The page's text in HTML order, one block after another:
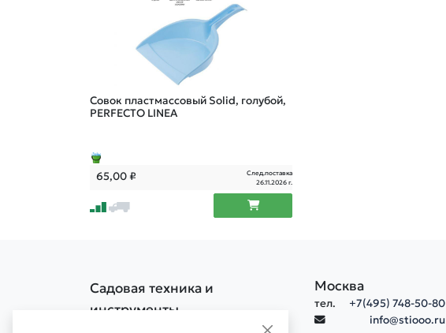
Совок пластмассовый Solid, голубой,
PERFECTO LINEA
65,00₽
След.поставка
26.11.2026 г.
Садовая техника и
инструменты
Москва
тел.
+7(495) 748-50-80
info@stiooo.ru